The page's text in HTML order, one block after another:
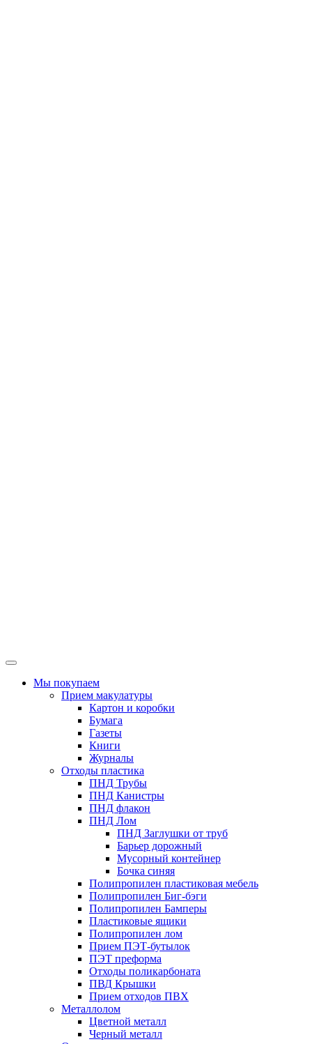
Мы покупаем
Прием макулатуры
Картон и коробки
Бумага
Газеты
Книги
Журналы
Отходы пластика
ПНД Трубы
ПНД Канистры
ПНД флакон
ПНД Лом
ПНД Заглушки от труб
Барьер дорожный
Мусорный контейнер
Бочка синяя
Полипропилен пластиковая мебель
Полипропилен Биг-бэги
Полипропилен Бамперы
Пластиковые ящики
Полипропилен лом
Прием ПЭТ-бутылок
ПЭТ преформа
Отходы поликарбоната
ПВД Крышки
Прием отходов ПВХ
Металлолом
Цветной металл
Черный металл